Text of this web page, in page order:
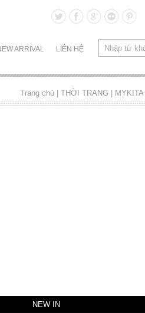
ARRIVAL LIÊN HỆ
Trang chủ | THỜI TRANG | MYKITA
NEW IN